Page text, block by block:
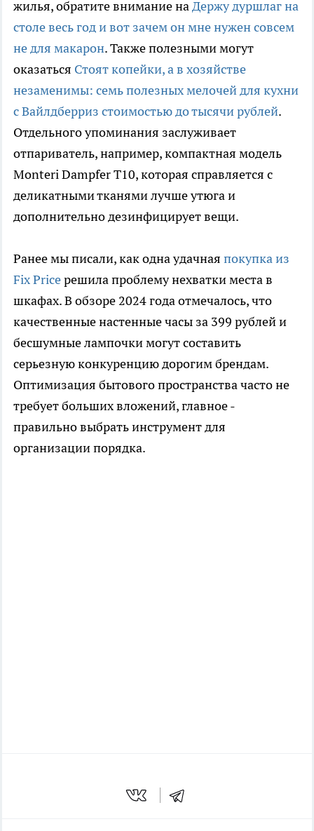
жилья, обратите внимание наДержу дуршлаг на
столе весь год и вот зачем он мне нужен совсем
не для макарон. Также полезными могут
оказаться Стоят копейки, а в хозяйстве
незаменимы: семь полезных мелочей для кухни
с Вайлдберриз стоимостью до тысячи рублей.
Отдельного упоминания заслуживает
отпариватель, например, компактная модель
Monteri Dampfer T10, которая справляется с
деликатными тканями лучше утюга и
дополнительно дезинфицирует вещи.
Ранее мы писали, как одна удачная покупка из
Fix Priceрешила проблему нехватки места в
шкафах. В обзоре 2024 года отмечалось, что
качественные настенные часы за 399 рублей и
бесшумные лампочки могут составить
серьезную конкуренцию дорогим брендам.
Оптимизация бытового пространства часто не
требует больших вложений, главное -
правильно выбрать инструмент для
организации порядка.